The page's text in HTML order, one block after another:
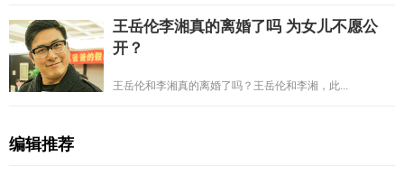
王岳伦李湘真的离婚了吗 为女儿不愿公
开？
王岳伦和李湘真的离婚了吗？王岳伦和李湘，此...
编辑推荐